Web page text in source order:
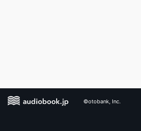
©otobank, Inc.